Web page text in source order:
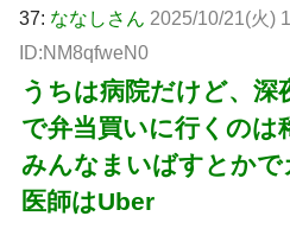
37: ななしさん 2025/10/21(火)
ID:NM8qfweN0
うちは病院だけど、深
で弁当買いに行くのは
みんなまいばすとかで
医師はUber